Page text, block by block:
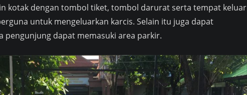
kotak dengan tombol tiket, tombol darurat serta tempat keluar
untuk mengeluarkan karcis. Selain itu juga dapat
pengunjung dapat memasuki area parkir.